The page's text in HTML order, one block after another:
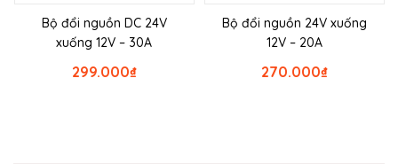
Bộ đổi nguồn DC 24V
xuống 12V – 30A
₫
299.000
Bộ đổi nguồn 24V xuống
12V – 20A
₫
270.000